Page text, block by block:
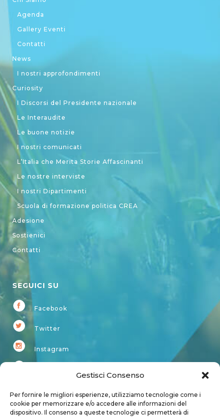
Gestisci Consenso
Per fornire le migliori esperienze, utilizziamo tecnologie come i
cookie per memorizzare e/o accedere alle informazioni del
dispositivo. Il consenso a queste tecnologie ci permetterà di
Agenda
Gallery Eventi
Contatti
News
I nostri approfondimenti
Curiosity
I Discorsi del Presidente nazionale
Le Interaudite
Le buone notizie
I nostri comunicati
L’Italia che Merita Storie Affascinanti
Le nostre interviste
I nostri Dipartimenti
Scuola di formazione politica CREA
Adesione
Sostienici
Contatti
SEGUICI SU
Facebook
Twitter
Instagram